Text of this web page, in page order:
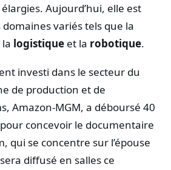
Aujourd’hui, elle est
variés tels que la
la logistique et la robotique.
investi dans le secteur du
de production et de
Amazon-MGM, a déboursé 40
concevoir le documentaire
qui se concentre sur l’épouse
diffusé en salles ce